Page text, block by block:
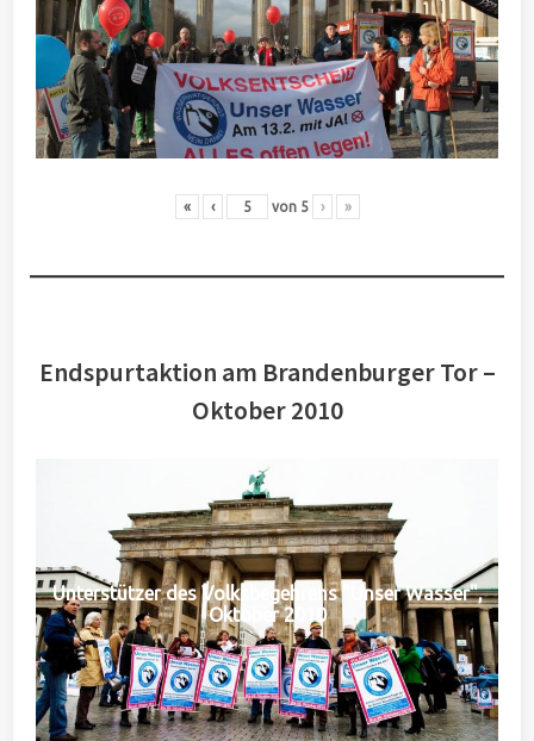
« ‹ von 5 › »
Endspurtaktion am Brandenburger Tor –
Oktober 2010
Unterstützer des Volksbegehrens "Unser Wasser",
Oktober 2010